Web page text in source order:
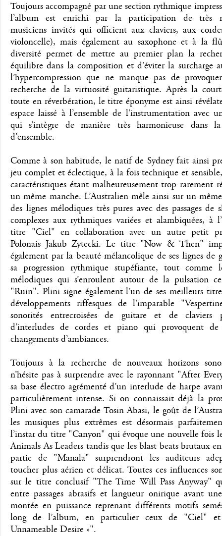
Toujours accompagné par une section rythmique
l’album est enrichi par la participation de très
musiciens invités qui officient aux claviers, aux
violoncelle), mais également au saxophone et à la
diversité permet de mettre au premier plan la
équilibre dans la composition et d’éviter la surcharge
l’hypercompression que ne manque pas de
recherche de la virtuosité guitaristique. Après la
toute en réverbération, le titre éponyme est ainsi
espace laissé à l’ensemble de l’instrumentation avec
qui s’intègre de manière très harmonieuse dans
d’ensemble.
Comme à son habitude, le natif de Sydney fait ainsi
jeu complet et éclectique, à la fois technique et
caractéristiques étant malheureusement trop rarement
un même manche. L’Australien mêle ainsi sur un
des lignes mélodiques très pures avec des passages de
complexes aux rythmiques variées et alambiquées, à
titre "Ciel" en collaboration avec un autre petit
Polonais Jakub Zytecki. Le titre "Now & Then"
également par la beauté mélancolique de ses lignes de
sa progression rythmique stupéfiante, tout comme
mélodiques qui s’enroulent autour de la pulsation
"Ruin". Plini signe également l’un de ses meilleurs
développements riffesques de l’imparable
sonorités entrecroisées de guitare et de claviers
d’interludes de cordes et piano qui provoquent de
changements d’ambiances.
Toujours à la recherche de nouveaux horizons
n’hésite pas à surprendre avec le rayonnant "After
sa base électro agrémenté d’un interlude de harpe
particulièrement intense. Si on connaissait déjà la
Plini avec son camarade Tosin Abasi, le goût de
les musiques plus extrêmes est désormais
l’instar du titre "Canyon" qui évoque une nouvelle fois
Animals As Leaders tandis que les blast beats brutaux
partie de "Manala" surprendront les auditeurs
toucher plus aérien et délicat. Toutes ces influences
sur le titre conclusif "The Time Will Pass Anyway"
entre passages abrasifs et langueur onirique avant
montée en puissance reprenant différents motifs
long de l’album, en particulier ceux de "Ciel"
Unnameable Desire »".